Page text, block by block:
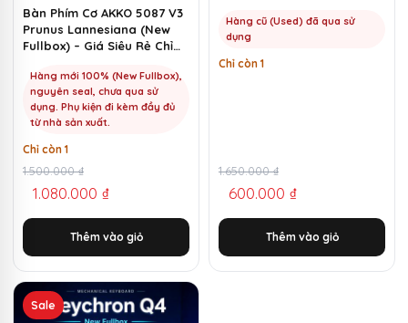
Bàn Phím Cơ AKKO 5087 V3
Prunus Lannesiana (New
Fullbox) – Giá Siêu Rẻ Chỉ
Hàng mới 100% (New Fullbox),
nguyên seal, chưa qua sử
dụng. Phụ kiện đi kèm đầy đủ
từ nhà sản xuất.
Chỉ còn 1
1.500.000₫
Giá
gốc
là:
1.500.000 ₫.
1.080.000 ₫
Giá
hiện
tại
là:
1.080.000 ₫.
Thêm vào giỏ
Hàng cũ (Used) đã qua sử
dụng
Chỉ còn 1
1.650.000₫
Giá
gốc
là:
1.650.000 ₫.
600.000 ₫
Giá
hiện
tại
là:
600.000 ₫.
Thêm vào giỏ
Sale
Sản
phẩm